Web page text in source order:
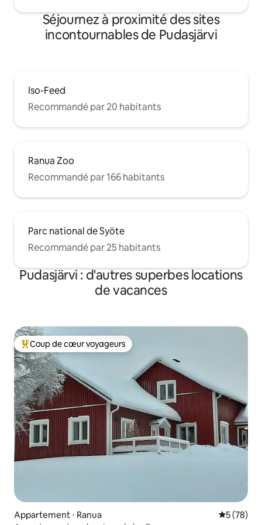
Séjournez à proximité des sites
incontournables de Pudasjärvi
Iso-Feed
Recommandé par 20 habitants
Ranua Zoo
Recommandé par 166 habitants
Parc national de Syöte
Recommandé par 25 habitants
Pudasjärvi : d'autres superbes locations
de vacances
Coups de cœur voyageurs les plus appréciés
Coup de cœur voyageurs
Appartement ⋅ Ranua
5 (78)